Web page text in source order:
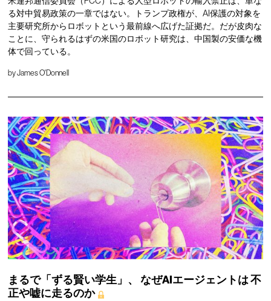
る対中貿易政策の一章ではない。トランプ政権が、AI保護の対象を
主要研究所からロボットという最前線へ広げた証拠だ。だが皮肉な
ことに、守られるはずの米国のロボット研究は、中国製の安価な機
体で回っている。
byJames O'Donnell
まるで「ずる賢い学生」、 なぜAIエージェントは不
正や嘘に走るのか